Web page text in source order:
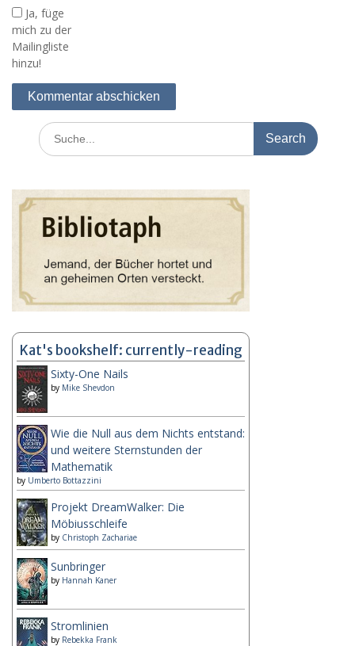
Ja, füge
mich zu der
Mailingliste
hinzu!
Search
for:
Kat's bookshelf: currently-reading
Sixty-One Nails
by Mike Shevdon
Wie die Null aus dem Nichts entstand:
und weitere Sternstunden der
Mathematik
by Umberto Bottazzini
Projekt DreamWalker: Die
Möbiusschleife
by Christoph Zachariae
Sunbringer
by Hannah Kaner
Stromlinien
by Rebekka Frank